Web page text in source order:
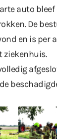
auto bleef
De
en is per
ziekenhuis.